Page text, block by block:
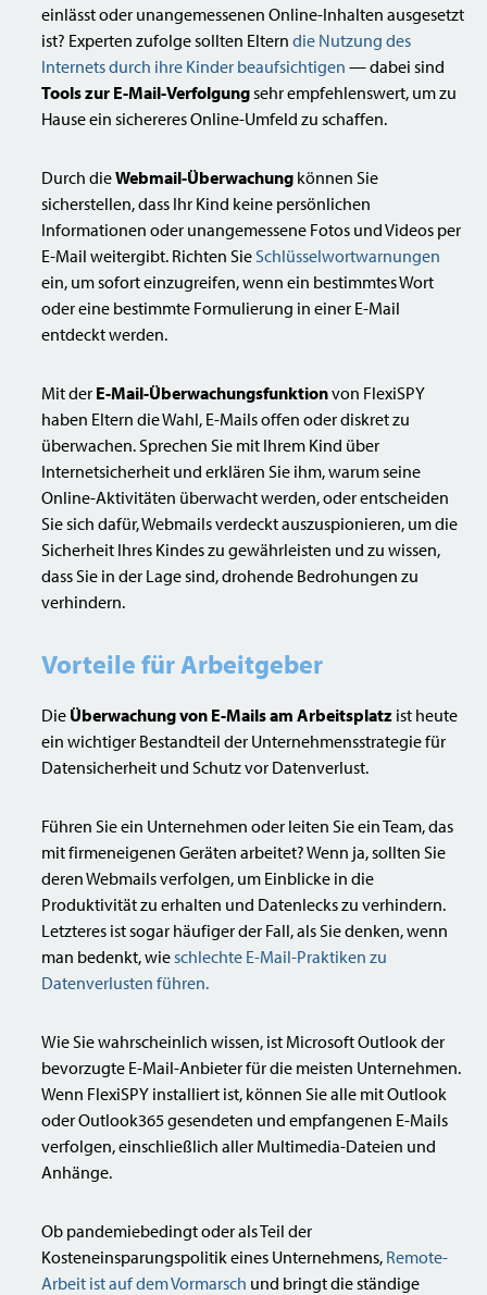
einlässt oder unangemessenen Online-Inhalten ausgesetzt
ist? Experten zufolge sollten Eltern die Nutzung des
Internets durch ihre Kinder beaufsichtigen — dabei sind
Tools zur E-Mail-Verfolgung sehr empfehlenswert, um zu
Hause ein sichereres Online-Umfeld zu schaffen.
Durch dieWebmail-Überwachung können Sie
sicherstellen, dass Ihr Kind keine persönlichen
Informationen oder unangemessene Fotos und Videos per
E-Mail weitergibt. Richten Sie Schlüsselwortwarnungen
ein, um sofort einzugreifen, wenn ein bestimmtes Wort
oder eine bestimmte Formulierung in einer E-Mail
entdeckt werden.
Mit der E-Mail-Überwachungsfunktionvon FlexiSPY
haben Eltern die Wahl, E-Mails offen oder diskret zu
überwachen. Sprechen Sie mit Ihrem Kind über
Internetsicherheit und erklären Sie ihm, warum seine
Online-Aktivitäten überwacht werden, oder entscheiden
Sie sich dafür, Webmails verdeckt auszuspionieren, um die
Sicherheit Ihres Kindes zu gewährleisten und zu wissen,
dass Sie in der Lage sind, drohende Bedrohungen zu
verhindern.
Vorteile für Arbeitgeber
Die Überwachung von E-Mails am Arbeitsplatz ist heute
ein wichtiger Bestandteil der Unternehmensstrategie für
Datensicherheit und Schutz vor Datenverlust.
Führen Sie ein Unternehmen oder leiten Sie ein Team, das
mit firmeneigenen Geräten arbeitet? Wenn ja, sollten Sie
deren Webmails verfolgen, um Einblicke in die
Produktivität zu erhalten und Datenlecks zu verhindern.
Letzteres ist sogar häufiger der Fall, als Sie denken, wenn
man bedenkt, wie schlechte E-Mail-Praktiken zu
Datenverlusten führen.
Wie Sie wahrscheinlich wissen, ist Microsoft Outlook der
bevorzugte E-Mail-Anbieter für die meisten Unternehmen.
Wenn FlexiSPY installiert ist, können Sie alle mit Outlook
oder Outlook365 gesendeten und empfangenen E-Mails
verfolgen, einschließlich aller Multimedia-Dateien und
Anhänge.
Ob pandemiebedingt oder als Teil der
Kosteneinsparungspolitik eines Unternehmens, Remote-
Arbeit ist auf dem Vormarsch und bringt die ständige